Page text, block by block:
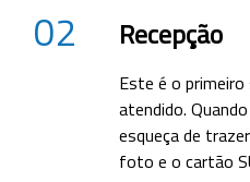
02 Recepção
Este é o
atendido.
esqueça de
foto e o cartão